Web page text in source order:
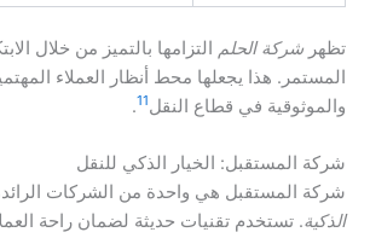
تظهر شركة الحلم التزامها بالتميز من خلال
المستمر. هذا يجعلها محط أنظار العملاء
والموثوقية في قطاع النقل11
.
شركة المستقبل: الخيار الذكي للنقل
شركة المستقبل هي واحدة من الشركات
الذكية. تستخدم تقنيات حديثة لضمان راحة